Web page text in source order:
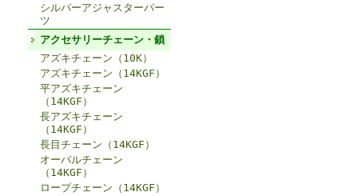
シルバーアジャスターパー
ツ
アクセサリーチェーン・鎖
アズキチェーン（10K）
アズキチェーン（14KGF）
平アズキチェーン
（14KGF）
長アズキチェーン
（14KGF）
長目チェーン（14KGF）
オーバルチェーン
（14KGF）
ロープチェーン（14KGF）